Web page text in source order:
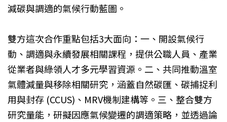
減碳與調適的氣候行動藍圖。
雙方這次合作重點包括3大面向：一、開設氣候行
動、調適與永續發展相關課程，提供公職人員、產業
從業者與綠領人才多元學習資源。二、共同推動溫室
氣體減量與移除相關研究，涵蓋自然碳匯、碳捕捉利
用與封存 (CCUS)、MRV機制建構等。三、整合雙方
研究量能，研擬因應氣候變遷的調適策略，並透過論